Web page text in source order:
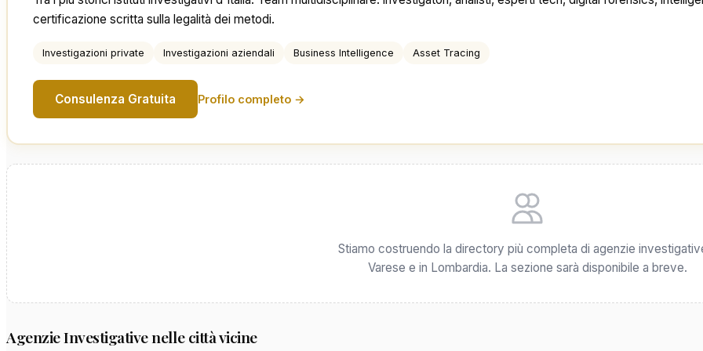
certificazione scritta sulla legalità dei metodi.
Investigazioni private Investigazioni aziendali Business Intelligence Asset Tracing
Consulenza Gratuita Profilo completo →
Stiamo costruendo la directory più completa di agenzie
Varese e in Lombardia. La sezione sarà disponibile a breve.
Agenzie Investigative nelle città vicine